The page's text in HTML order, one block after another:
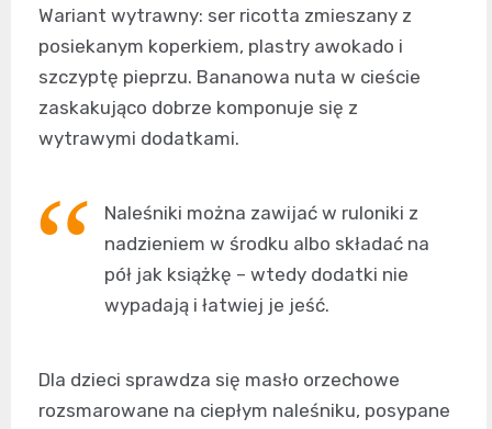
Wariant wytrawny: ser ricotta zmieszany z
posiekanym koperkiem, plastry awokado i
szczyptę pieprzu. Bananowa nuta w cieście
zaskakująco dobrze komponuje się z
wytrawymi dodatkami.
Naleśniki można zawijać w ruloniki z
nadzieniem w środku albo składać na
pół jak książkę – wtedy dodatki nie
wypadają i łatwiej je jeść.
Dla dzieci sprawdza się masło orzechowe
rozsmarowane na ciepłym naleśniku, posypane